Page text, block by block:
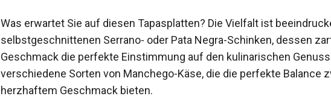
Was erwartet Sie auf diesen Tapasplatten? Die Vielfalt ist
selbstgeschnittenen Serrano- oder Pata Negra-Schinken, dessen
Geschmack die perfekte Einstimmung auf den kulinarischen
verschiedene Sorten von Manchego-Käse, die die perfekte Balance
herzhaftem Geschmack bieten.